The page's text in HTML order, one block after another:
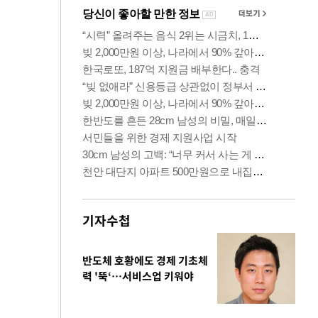
기자수첩
반도체 호황에도 경제 기초체
력 '뚝‘…서비스업 키워야